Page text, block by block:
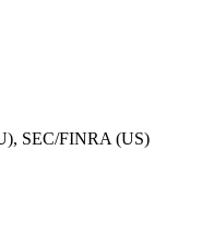
SEC/FINRA (US)